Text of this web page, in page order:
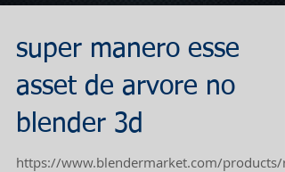
super manero esse
asset de arvore no
blender 3d
https://www.blendermarket.com/products/re